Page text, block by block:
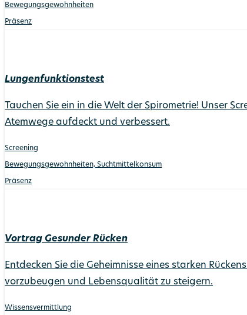
Bewegungs­gewohnheiten
Präsenz
Lungenfunktionstest
Tauchen Sie ein in die Welt der Spirometrie! Unser
Atemwege aufdeckt und verbessert.
Screening
Bewegungs­gewohnheiten, Suchtmittel­konsum
Präsenz
Vortrag Gesunder Rücken
Entdecken Sie die Geheimnisse eines starken
vorzubeugen und Lebensqualität zu steigern.
Wissens­vermittlung